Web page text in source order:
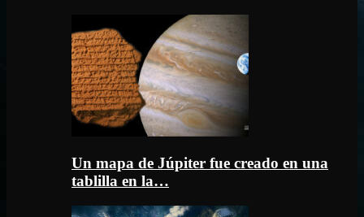
Un mapa de Júpiter fue creado en una
tablilla en la…